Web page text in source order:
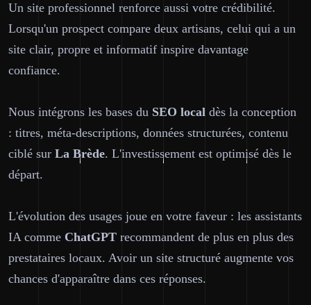
Un site professionnel renforce aussi votre crédibilité.
Lorsqu'un prospect compare deux artisans, celui qui a un
site clair, propre et informatif inspire davantage
confiance.
Nous intégrons les bases du SEO local dès la conception
: titres, méta-descriptions, données structurées, contenu
ciblé sur La Brède. L'investissement est optimisé dès le
départ.
L'évolution des usages joue en votre faveur : les assistants
IA comme ChatGPT recommandent de plus en plus des
prestataires locaux. Avoir un site structuré augmente vos
chances d'apparaître dans ces réponses.